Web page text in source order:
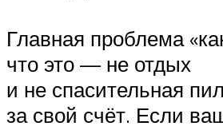
Главная проблема
что это — не отдых
и не спасительная
за свой счёт. Если